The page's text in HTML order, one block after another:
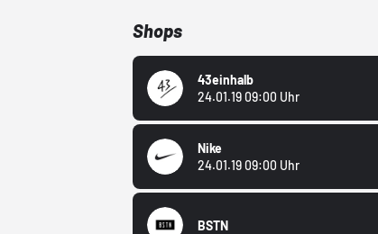
Shops
43einhalb
24.01.19 09:00 Uhr
Nike
24.01.19 09:00 Uhr
BSTN